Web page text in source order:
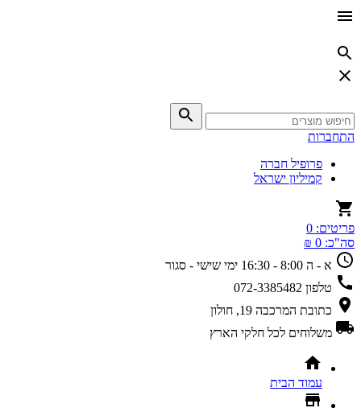
התחברות
פרופיל חברה
קמיליון ישראל
פריטים: 0
סה"כ: 0 ₪
א - ה 8:00 - 16:30
ימי שישי - סגור
טלפון 072-3385482
כתובת המרכבה 19, חולון
משלוחים לכל חלקי הארץ
עמוד הבית